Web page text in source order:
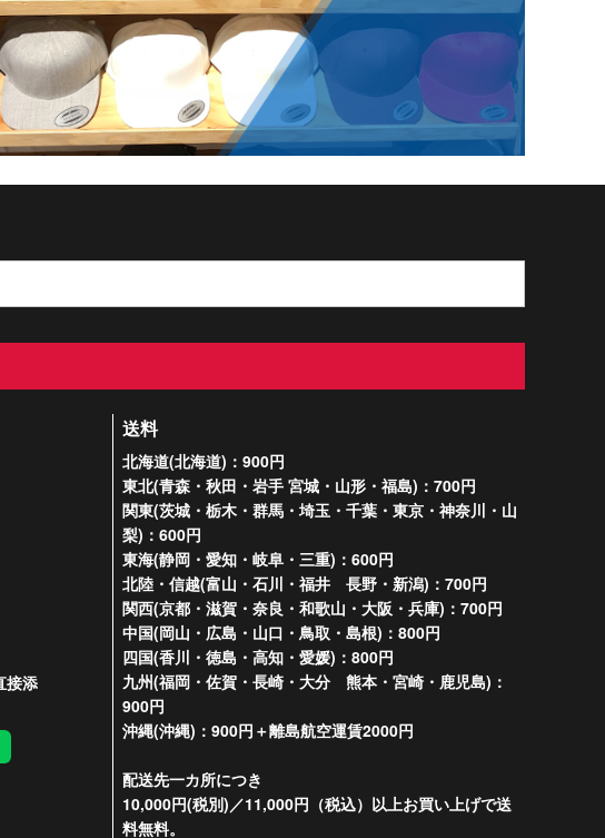
接添
送料
北海道(北海道)：900円
東北(青森・秋田・岩手 宮城・山形・福島)：700円
関東(茨城・栃木・群馬・埼玉・千葉・東京・神奈川・山
梨)：600円
東海(静岡・愛知・岐阜・三重)：600円
北陸・信越(富山・石川・福井 長野・新潟)：700円
関西(京都・滋賀・奈良・和歌山・大阪・兵庫)：700円
中国(岡山・広島・山口・鳥取・島根)：800円
四国(香川・徳島・高知・愛媛)：800円
九州(福岡・佐賀・長崎・大分 熊本・宮崎・鹿児島)：
900円
沖縄(沖縄)：900円＋離島航空運賃2000円
配送先一カ所につき
10,000円(税別)／11,000円（税込）以上お買い上げで送
料無料。